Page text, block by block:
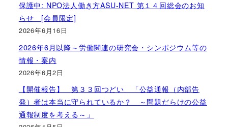
保護中: NPO法人働き方ASU-NET 第１４回総会のお知
らせ [会員限定]
2026年6月16日
2026年6月以降～労働関連の研究会・シンポジウム等の
情報・案内
2026年6月2日
【開催報告】 第３３回つどい 「公益通報（内部告
発）者は本当に守られているか？ ～問題だらけの公益
通報制度を考える～」